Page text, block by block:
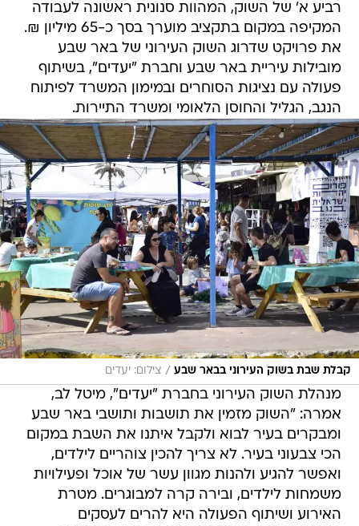
רביע א' של השוק, המהוות סנונית ראשונה לעבודה
המקיפה במקום בתקציב מוערך בסך כ-65 מיליון ₪.
את פרויקט שדרוג השוק העירוני של באר שבע
מובילות עיריית באר שבע וחברת "יעדים", בשיתוף
פעולה עם נציגות הסוחרים ובמימון המשרד לפיתוח
הנגב, הגליל והחוסן הלאומי ומשרד התיירות.
קבלת שבת בשוק העירוני בבאר שבע / צילום: יעדים
מנהלת השוק העירוני בחברת "יעדים", מיטל לב,
אמרה: "השוק מזמין את תושבות ותושבי באר שבע
ומבקרים בעיר לבוא ולקבל איתנו את השבת במקום
הכי צבעוני בעיר. לא צריך להכין צוהריים לילדים,
ואפשר להגיע ולהנות מגוון עשר של אוכל ופעילויות
משמחות לילדים, ובירה קרה למבוגרים. מטרת
האירוע ושיתוף הפעולה היא להרים לעסקים